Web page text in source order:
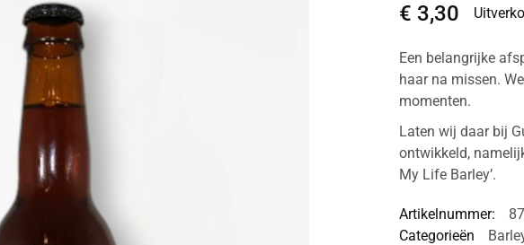
€ 3,30
Een belangrijke
haar na missen.
momenten.
Laten wij daar bij
ontwikkeld,
My Life Barley’.
Artikelnummer:
Categorieën